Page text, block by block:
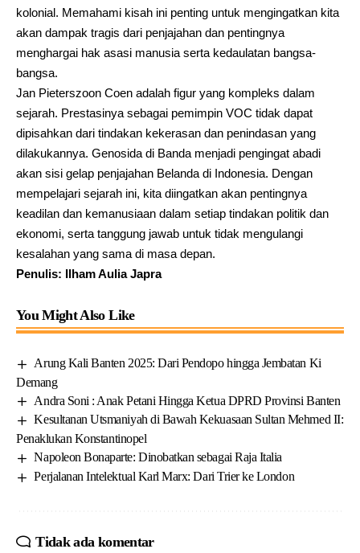
kolonial. Memahami kisah ini penting untuk mengingatkan kita
akan dampak tragis dari penjajahan dan pentingnya
menghargai hak asasi manusia serta kedaulatan bangsa-
bangsa.
Jan Pieterszoon Coen adalah figur yang kompleks dalam
sejarah. Prestasinya sebagai pemimpin VOC tidak dapat
dipisahkan dari tindakan kekerasan dan penindasan yang
dilakukannya. Genosida di Banda menjadi pengingat abadi
akan sisi gelap penjajahan Belanda di Indonesia. Dengan
mempelajari sejarah ini, kita diingatkan akan pentingnya
keadilan dan kemanusiaan dalam setiap tindakan politik dan
ekonomi, serta tanggung jawab untuk tidak mengulangi
kesalahan yang sama di masa depan.
Penulis: Ilham Aulia Japra
You Might Also Like
Arung Kali Banten 2025: Dari Pendopo hingga Jembatan Ki
Demang
Andra Soni : Anak Petani Hingga Ketua DPRD Provinsi Banten
Kesultanan Utsmaniyah di Bawah Kekuasaan Sultan Mehmed II:
Penaklukan Konstantinopel
Napoleon Bonaparte: Dinobatkan sebagai Raja Italia
Perjalanan Intelektual Karl Marx: Dari Trier ke London
Tidak ada komentar